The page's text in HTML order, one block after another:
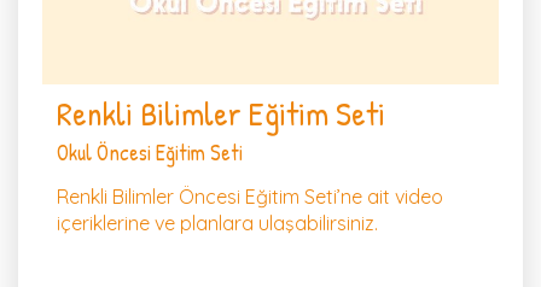
Renkli Bilimler Eğitim Seti
Okul Öncesi Eğitim Seti
Renkli Bilimler Öncesi Eğitim Seti’ne ait video
içeriklerine ve planlara ulaşabilirsiniz.